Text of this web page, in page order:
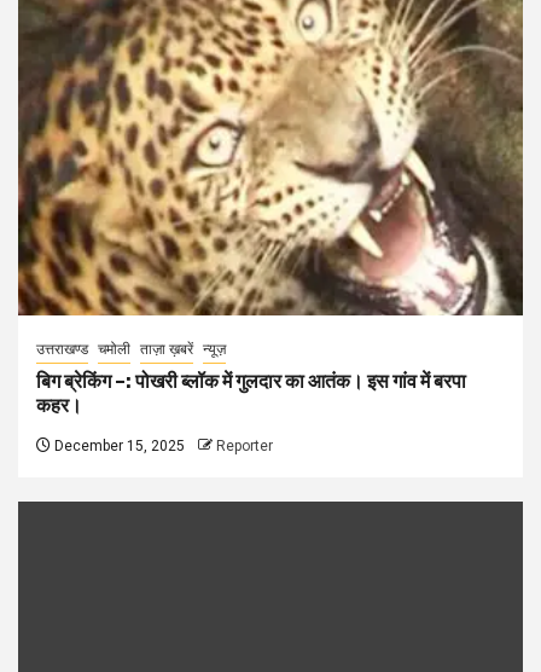
उत्तराखण्ड चमोली ताज़ा ख़बरें न्यूज़
बिग ब्रेकिंग –: पोखरी ब्लॉक में गुलदार का आतंक। इस गांव में बरपा
कहर।
December 15, 2025 Reporter